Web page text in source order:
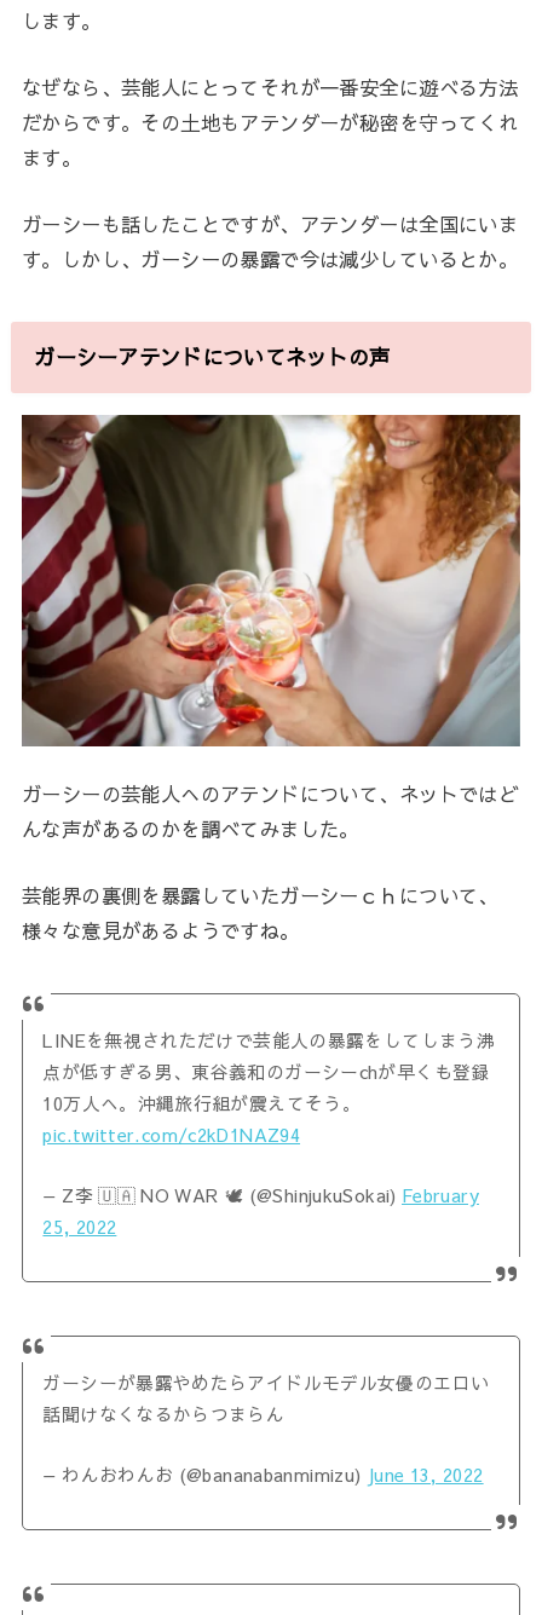
します。
なぜなら、芸能人にとってそれが一番安全に遊べる方法
だからです。その土地もアテンダーが秘密を守ってくれ
ます。
ガーシーも話したことですが、アテンダーは全国にいま
す。しかし、ガーシーの暴露で今は減少しているとか。
ガーシーアテンドについてネットの声
ガーシーの芸能人へのアテンドについて、ネットではど
んな声があるのかを調べてみました。
芸能界の裏側を暴露していたガーシーｃｈについて、
様々な意見があるようですね。
LINEを無視されただけで芸能人の暴露をしてしまう沸
点が低すぎる男、東谷義和のガーシーchが早くも登録
10万人へ。沖縄旅行組が震えてそう。
pic.twitter.com/c2kD1NAZ94
— Z李 🇺🇦 NO WAR 🕊 (@ShinjukuSokai) February
25, 2022
ガーシーが暴露やめたらアイドルモデル女優のエロい
話聞けなくなるからつまらん
— わんおわんお (@bananabanmimizu) June 13, 2022